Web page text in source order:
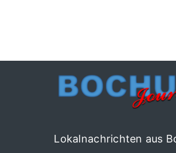
Lokalnachrichten aus